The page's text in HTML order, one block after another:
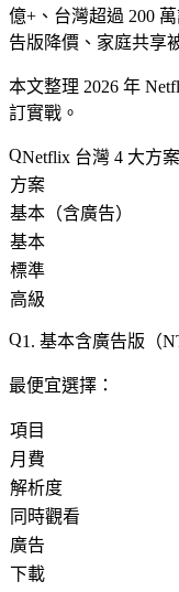
億+、台灣超過 200
告版降價、家庭共享
本文整理 2026 年
訂實戰。
Netflix 台灣 4 大方案
方案
基本（含廣告）
基本
標準
高級
1. 基本含廣告版（
最便宜選擇 ：
項目
月費
解析度
同時觀看
廣告
下載